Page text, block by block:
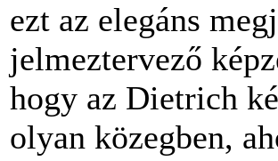
ezt az elegáns
jelmeztervező
hogy az Dietrich
olyan közegben,